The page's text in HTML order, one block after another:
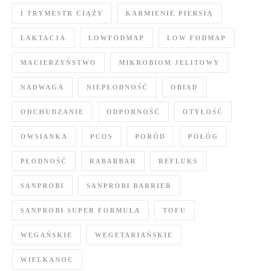
I TRYMESTR CIĄŻY KARMIENIE PIERSIĄ
LAKTACJA LOWFODMAP LOW FODMAP
MACIERZYŃSTWO MIKROBIOM JELITOWY
NADWAGA NIEPŁODNOŚĆ OBIAD
ODCHUDZANIE ODPORNOŚĆ OTYŁOŚĆ
OWSIANKA PCOS PORÓD POŁÓG
PŁODNOŚĆ RABARBAR REFLUKS
SANPROBI SANPROBI BARRIER
SANPROBI SUPER FORMUŁA TOFU
WEGAŃSKIE WEGETARIAŃSKIE
WIELKANOC